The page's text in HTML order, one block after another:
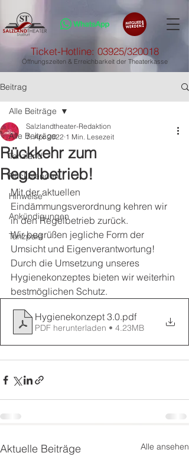
Ticket-Hotline: 03925/320018
Öffnungszeiten & Erreichbarkeit der Theaterkasse
Beitrag
Alle Beiträge
Tanzland
Rückblenden
Hinweise
Ankündigungen
Tanzpakt
Alle Beiträge
Rückkehr zum
Regelbetrieb!
Salzlandtheater-Redaktion
7. Apr. 2022 1 Min. Lesezeit
Mit der aktuellen
Eindämmungsverordnung kehren wir
in den Regelbetrieb zurück.
Wir begrüßen jegliche Form der
Umsicht und Eigenverantwortung!
Durch die Umsetzung unseres
Hygienekonzeptes bieten wir weiterhin
bestmöglichen Schutz.
Hygienekonzept 3.0.pdf
PDF herunterladen • 4.23MB
Aktuelle Beiträge Alle ansehen